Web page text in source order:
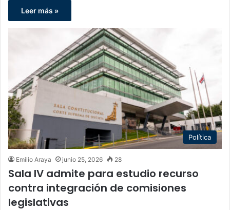
Leer más »
Política
Emilio Araya junio 25, 2026 28
Sala IV admite para estudio recurso
contra integración de comisiones
legislativas